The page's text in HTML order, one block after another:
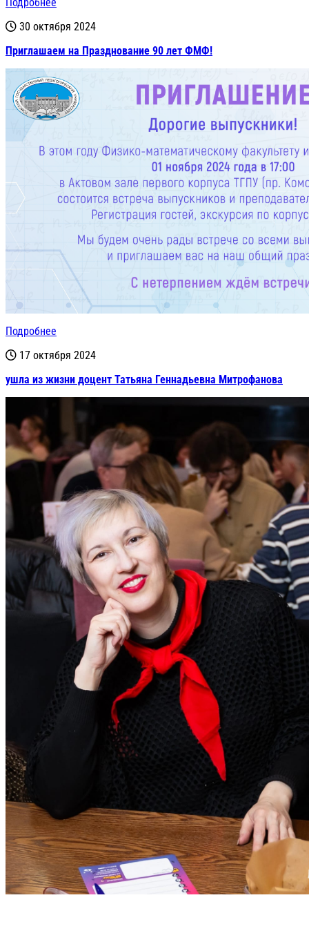
30 октября 2024
Приглашаем на Празднование 90 лет ФМФ!
Подробнее
17 октября 2024
ушла из жизни доцент Татьяна Геннадьевна Митрофанова